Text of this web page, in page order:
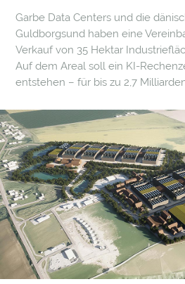
Garbe Data Centers und die
Guldborgsund haben eine
Verkauf von 35 Hektar
Auf dem Areal soll ein KI-
entstehen – für bis zu 2,7